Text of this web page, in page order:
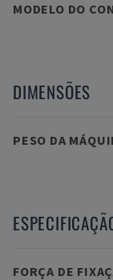
MODELO DO
DIMENSÕES
PESO DA
FORÇA DE